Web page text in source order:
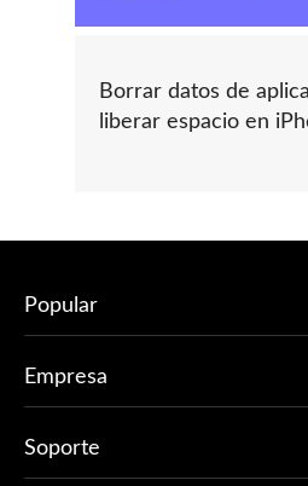
Borrar datos de
liberar espacio en
Popular
Empresa
Soporte